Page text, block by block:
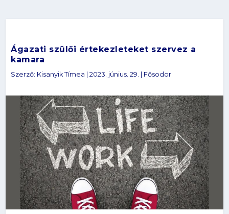
Ágazati szülői értekezleteket szervez a
kamara
Szerző: Kisanyik Tímea |2023. június. 29. Fősodor